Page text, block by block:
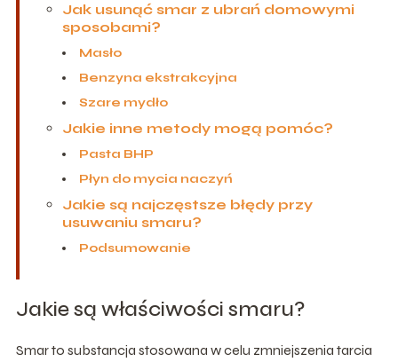
Jak usunąć smar z ubrań domowymi
sposobami?
Masło
Benzyna ekstrakcyjna
Szare mydło
Jakie inne metody mogą pomóc?
Pasta BHP
Płyn do mycia naczyń
Jakie są najczęstsze błędy przy
usuwaniu smaru?
Podsumowanie
Jakie są właściwości smaru?
Smar to substancja stosowana w celu zmniejszenia tarcia